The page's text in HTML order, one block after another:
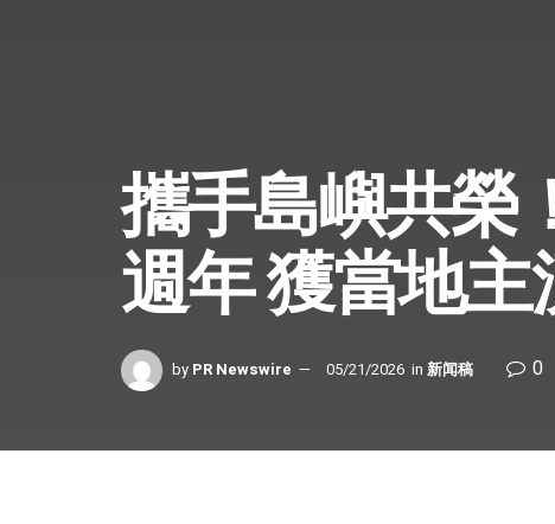
攜手島嶼共榮
週年 獲當地
by PR Newswire 05/21/2026 in 新闻稿 0